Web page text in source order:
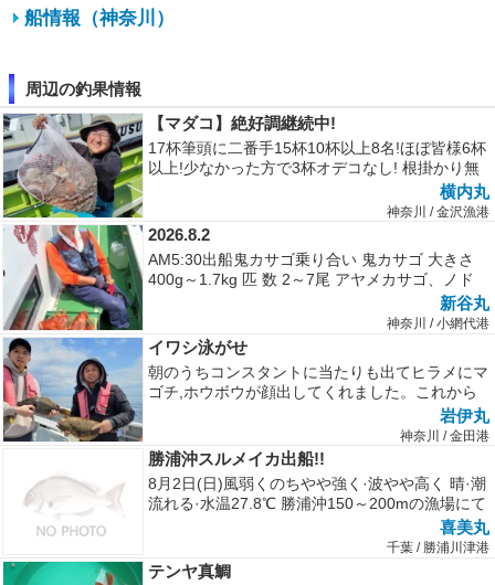
船情報（神奈川）
周辺の釣果情報
【マダコ】絶好調継続中!
17杯筆頭に二番手15杯10杯以上8名!ほぼ皆様6杯
以上!少なかった方で3杯オデコなし! 根掛かり無
横内丸
神奈川 / 金沢漁港
2026.8.2
AM5:30出船鬼カサゴ乗り合い 鬼カサゴ 大きさ
400g～1.7kg 匹 数 2～7尾 アヤメカサゴ、ノド
新谷丸
神奈川 / 小網代港
イワシ泳がせ
朝のうちコンスタントに当たりも出てヒラメにマ
ゴチ,ホウボウが顔出してくれました。これから
岩伊丸
神奈川 / 金田港
勝浦沖スルメイカ出船!!
8月2日(日)風弱くのちやや強く·波やや高く 晴·潮
流れる·水温27.8℃ 勝浦沖150～200mの漁場にて
喜美丸
千葉 / 勝浦川津港
テンヤ真鯛